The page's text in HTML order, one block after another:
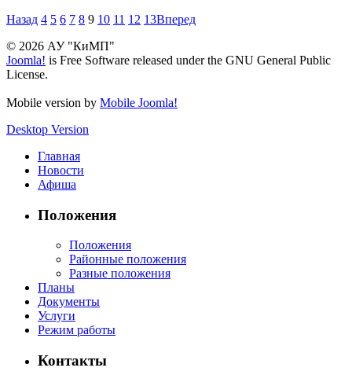
Назад 4 5 6 7 8 9 10 11 12 13Вперед
© 2026 АУ "КиМП"
Joomla! is Free Software released under the GNU General Public
License.
Mobile version by Mobile Joomla!
Desktop Version
Главная
Новости
Афиша
Положения
Положения
Районные положения
Разные положения
Планы
Документы
Услуги
Режим работы
Контакты